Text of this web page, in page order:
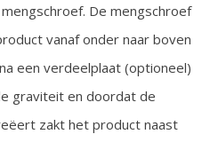
De mengschroef
vanaf onder naar boven
een verdeelplaat (optioneel)
graviteit en doordat de
zakt het product naast